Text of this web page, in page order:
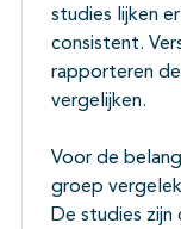
studies lijken
consistent.
rapporteren
vergelijken.
Voor de
groep
De studies zijn